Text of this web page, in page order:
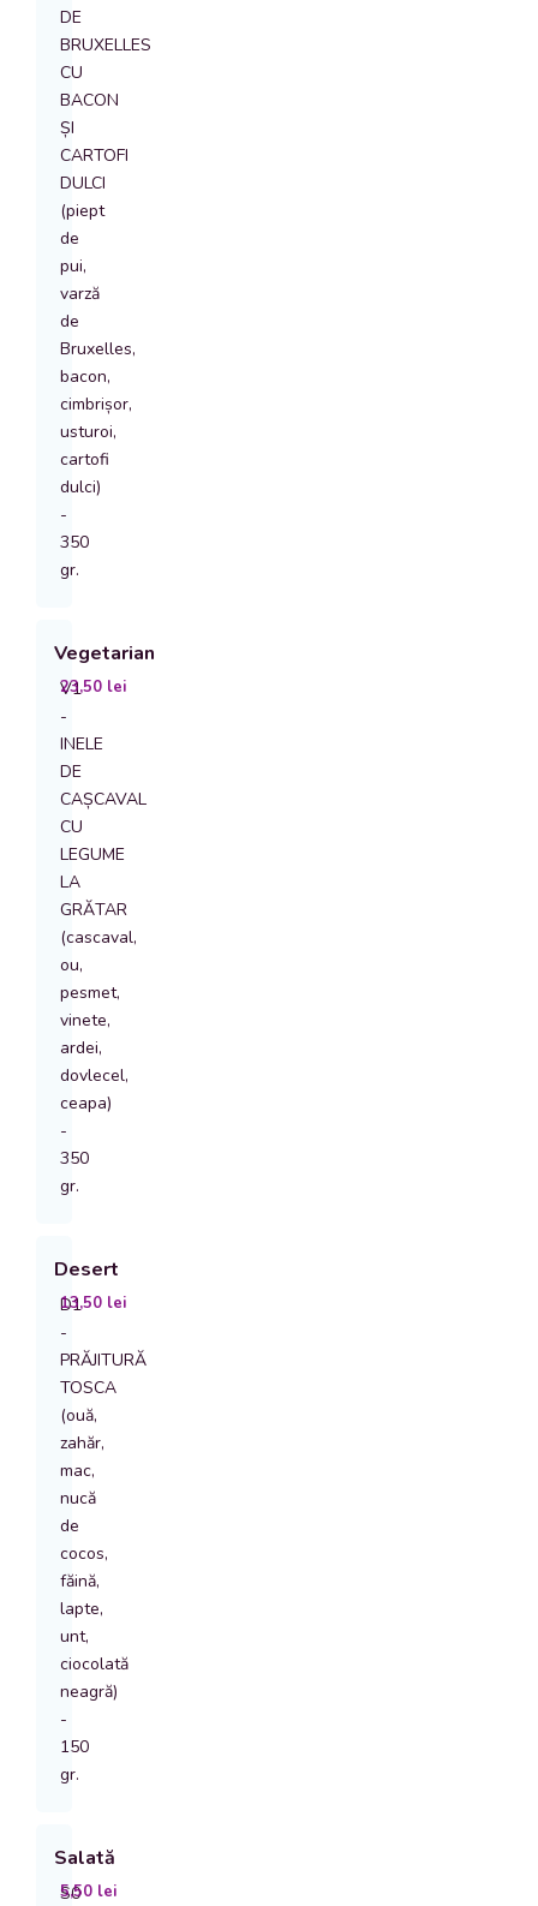
DE
BRUXELLES
CU
BACON
ȘI
CARTOFI
DULCI
(piept
de
pui,
varză
de
Bruxelles,
bacon,
cimbrișor,
usturoi,
cartofi
dulci)
-
350
gr.
Vegetarian
V1
-
INELE
DE
CAȘCAVAL
CU
LEGUME
LA
GRĂTAR
(cascaval,
ou,
pesmet,
vinete,
ardei,
dovlecel,
ceapa)
-
350
gr.
23,50 lei
Desert
D1
-
PRĂJITURĂ
TOSCA
(ouă,
zahăr,
mac,
nucă
de
cocos,
făină,
lapte,
unt,
ciocolată
neagră)
-
150
gr.
13,50 lei
Salată
S0
5,50 lei